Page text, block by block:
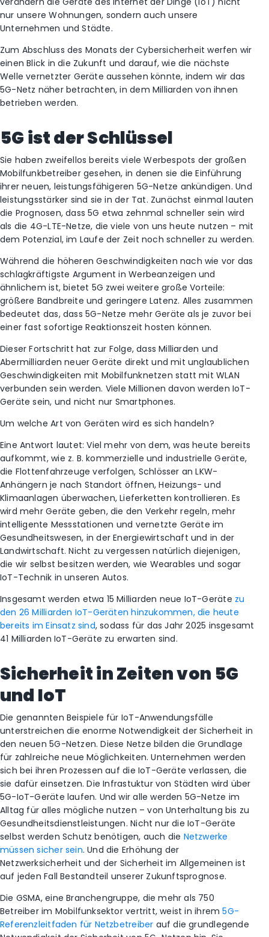
nur unsere Wohnungen, sondern auch unsere
Unternehmen und Städte.
Zum Abschluss des Monats der Cybersicherheit werfen wir
einen Blick in die Zukunft und darauf, wie die nächste
Welle vernetzter Geräte aussehen könnte, indem wir das
5G-Netz näher betrachten, in dem Milliarden von ihnen
betrieben werden.
5G ist der Schlüssel
Sie haben zweifellos bereits viele Werbespots der großen
Mobilfunkbetreiber gesehen, in denen sie die Einführung
ihrer neuen, leistungsfähigeren 5G-Netze ankündigen. Und
leistungsstärker sind sie in der Tat. Zunächst einmal lauten
die Prognosen, dass 5G etwa zehnmal schneller sein wird
als die 4G-LTE-Netze, die viele von uns heute nutzen – mit
dem Potenzial, im Laufe der Zeit noch schneller zu werden.
Während die höheren Geschwindigkeiten nach wie vor das
schlagkräftigste Argument in Werbeanzeigen und
ähnlichem ist, bietet 5G zwei weitere große Vorteile:
größere Bandbreite und geringere Latenz. Alles zusammen
bedeutet das, dass 5G-Netze mehr Geräte als je zuvor bei
einer fast sofortige Reaktionszeit hosten können.
Dieser Fortschritt hat zur Folge, dass Milliarden und
Abermilliarden neuer Geräte direkt und mit unglaublichen
Geschwindigkeiten mit Mobilfunknetzen statt mit WLAN
verbunden sein werden. Viele Millionen davon werden IoT-
Geräte sein, und nicht nur Smartphones.
Um welche Art von Geräten wird es sich handeln?
Eine Antwort lautet: Viel mehr von dem, was heute bereits
aufkommt, wie z. B. kommerzielle und industrielle Geräte,
die Flottenfahrzeuge verfolgen, Schlösser an LKW-
Anhängern je nach Standort öffnen, Heizungs- und
Klimaanlagen überwachen, Lieferketten kontrollieren. Es
wird mehr Geräte geben, die den Verkehr regeln, mehr
intelligente Messstationen und vernetzte Geräte im
Gesundheitswesen, in der Energiewirtschaft und in der
Landwirtschaft. Nicht zu vergessen natürlich diejenigen,
die wir selbst besitzen werden, wie Wearables und sogar
IoT-Technik in unseren Autos.
Insgesamt werden etwa 15 Milliarden neue IoT-Geräte zu
den 26 Milliarden IoT-Geräten hinzukommen, die heute
bereits im Einsatz sind, sodass für das Jahr 2025 insgesamt
41 Milliarden IoT-Geräte zu erwarten sind.
Sicherheit in Zeiten von 5G
und IoT
Die genannten Beispiele für IoT-Anwendungsfälle
unterstreichen die enorme Notwendigkeit der Sicherheit in
den neuen 5G-Netzen. Diese Netze bilden die Grundlage
für zahlreiche neue Möglichkeiten. Unternehmen werden
sich bei ihren Prozessen auf die IoT-Geräte verlassen, die
sie dafür einsetzen. Die Infrastuktur von Städten wird über
5G-IoT-Geräte laufen. Und wir alle werden 5G-Netze im
Alltag für alles mögliche nutzen – von Unterhaltung bis zu
Gesundheitsdienstleistungen. Nicht nur die IoT-Geräte
selbst werden Schutz benötigen, auch die Netzwerke
müssen sicher sein. Und die Erhöhung der
Netzwerksicherheit und der Sicherheit im Allgemeinen ist
auf jeden Fall Bestandteil unserer Zukunftsprognose.
Die GSMA, eine Branchengruppe, die mehr als 750
Betreiber im Mobilfunksektor vertritt, weist in ihrem5G-
Referenzleitfaden für Netzbetreiber auf die grundlegende